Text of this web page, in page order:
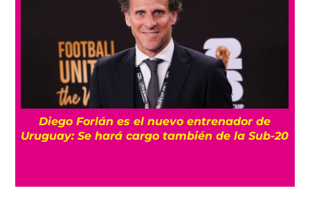
Diego Forlán es el nuevo entrenador de
Uruguay: Se hará cargo también de la Sub-20